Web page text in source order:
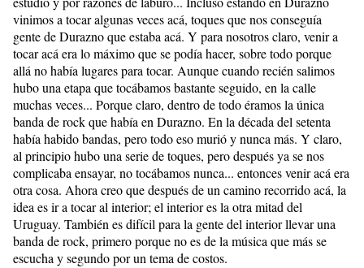
vinimos a tocar algunas veces acá, toques que nos conseguía
gente de Durazno que estaba acá. Y para nosotros claro, venir a
tocar acá era lo máximo que se podía hacer, sobre todo porque
allá no había lugares para tocar. Aunque cuando recién salimos
hubo una etapa que tocábamos bastante seguido, en la calle
muchas veces... Porque claro, dentro de todo éramos la única
banda de rock que había en Durazno. En la década del setenta
había habido bandas, pero todo eso murió y nunca más. Y claro,
al principio hubo una serie de toques, pero después ya se nos
complicaba ensayar, no tocábamos nunca... entonces venir acá era
otra cosa. Ahora creo que después de un camino recorrido acá, la
idea es ir a tocar al interior; el interior es la otra mitad del
Uruguay. También es difícil para la gente del interior llevar una
banda de rock, primero porque no es de la música que más se
escucha y segundo por un tema de costos.